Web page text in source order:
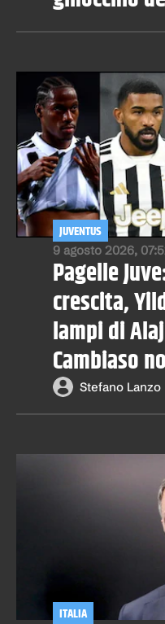
9 agosto 2026,
JUVENTUS
Pagelle
crescita,
lampi di
Cambiaso
Stefano Lanzo
ITALIA